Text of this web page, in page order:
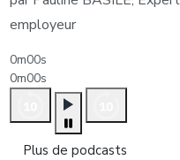
employeur
0m00s
0m00s
Plus de podcasts